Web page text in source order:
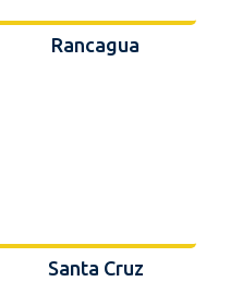
Rancagua
Santa Cruz